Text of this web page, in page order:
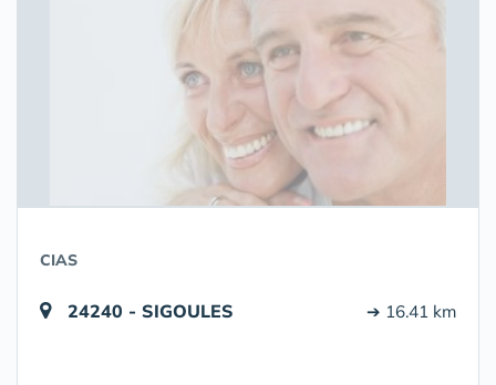
CIAS
24240 - SIGOULES ➔ 16.41 km